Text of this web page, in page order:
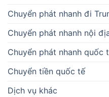
Chuyển phát nhanh đi
Chuyển phát nhanh nội
Chuyển phát nhanh quốc
Chuyển tiền quốc tế
Dịch vụ khác